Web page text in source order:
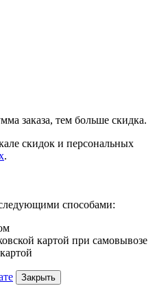
заказа, тем больше скидка.
скидок и персональных
.
способами:
картой при самовывозе
Закрыть